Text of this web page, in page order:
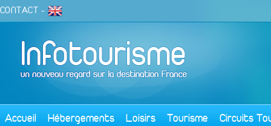
CONTACT -
Accueil Hébergements Loisirs Tourisme Circuits